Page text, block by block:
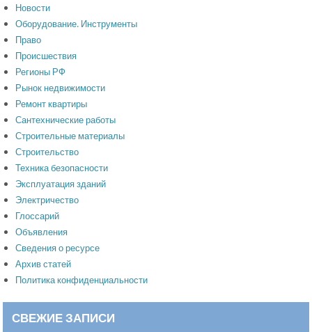
Новости
Оборудование. Инструменты
Право
Происшествия
Регионы РФ
Рынок недвижимости
Ремонт квартиры
Сантехнические работы
Строительные материалы
Строительство
Техника безопасности
Эксплуатация зданий
Электричество
Глоссарий
Объявления
Сведения о ресурсе
Архив статей
Политика конфиденциальности
СВЕЖИЕ ЗАПИСИ